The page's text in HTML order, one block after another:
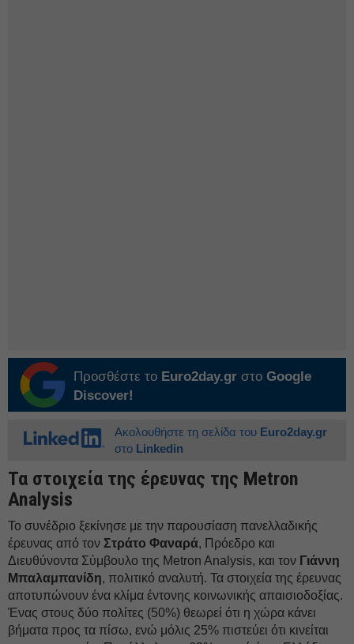
Προσθέστε το Euro2day.gr στο Google
Discover!
Ακολουθήστε τη σελίδα του Euro2day.gr
στο Linkedin
Τα στοιχεία της έρευνας της Metron
Analysis
Το συνέδριο ξεκίνησε με την παρουσίαση πανελλαδικής
έρευνας από τον Στράτο Φαναρά, Πρόεδρο και
Διευθύνοντα Σύμβουλο της Metron Analysis, και τον Γιάννη
Μπαλαμπανίδη, πολιτικό αναλυτή. Τα στοιχεία της έρευνας
αποτυπώνουν ένα κλίμα έντονης κοινωνικής απαισιοδοξίας.
Ένας στους δύο πολίτες (50%) θεωρεί ότι η χώρα κάνει
βήματα προς τα πίσω, ενώ μόλις 25% πιστεύει ότι κινείται